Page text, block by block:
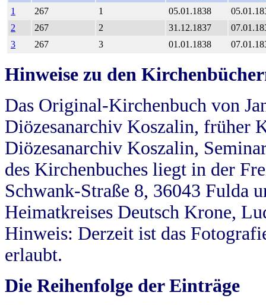
1
267 1 05.01.1838
2
267 2 31.12.1837
3
267 3 01.01.1838
Hinweise zu den
Das Original-Kirchenbuch von
Diözesanarchiv Koszalin, früher
Diözesanarchiv Koszalin,
des Kirchenbuches liegt in der
Schwank-Straße 8, 36043 Fulda
Heimatkreises Deutsch Krone,
Hinweis: Derzeit ist das
erlaubt.
Die Reihenfolge der Einträge